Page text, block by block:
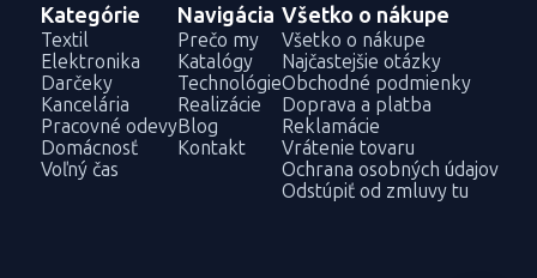
Kategórie
Textil
Elektronika
Darčeky
Kancelária
Pracovné odevy
Domácnosť
Voľný čas
Navigácia
Prečo my
Katalógy
Technológie
Realizácie
Blog
Kontakt
Všetko o nákupe
Všetko o nákupe
Najčastejšie otázky
Obchodné podmienky
Doprava a platba
Reklamácie
Vrátenie tovaru
Ochrana osobných údajov
Odstúpiť od zmluvy tu